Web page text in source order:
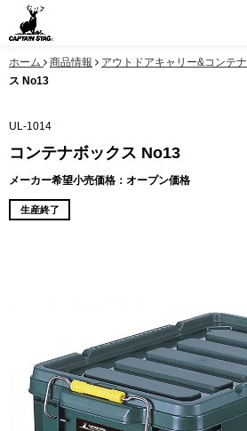
ホーム 商品情報 アウトドアキャリー&コンテナ
ス No13
UL-1014
コンテナボックス No13
メーカー希望小売価格：オープン価格
生産終了